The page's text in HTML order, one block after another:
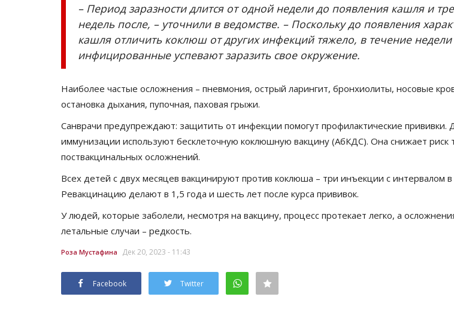
– Период заразности длится от одной недели до появления кашля и
недель после, – уточнили в ведомстве. – Поскольку до появления
кашля отличить коклюш от других инфекций тяжело, в течение недели
инфицированные успевают заразить свое окружение.
Наиболее частые осложнения – пневмония, острый ларингит, бронхиолиты, носовые
остановка дыхания, пупочная, паховая грыжи.
Санврачи предупреждают: защитить от инфекции помогут профилактические прививки.
иммунизации используют бесклеточную коклюшную вакцину (АбКДС). Она снижает риск
поствакцинальных осложнений.
Всех детей с двух месяцев вакцинируют против коклюша – три инъекции с интервалом в
Ревакцинацию делают в 1,5 года и шесть лет после курса прививок.
У людей, которые заболели, несмотря на вакцину, процесс протекает легко, а
летальные случаи – редкость.
Роза Мустафина Дек 20, 2023 - 11:43
Facebook Twitter